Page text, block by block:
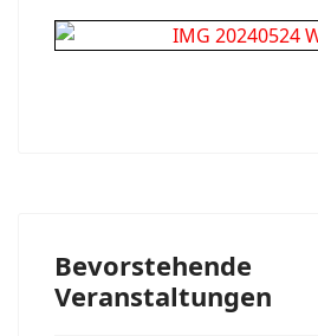
Bevorstehende
Veranstaltungen